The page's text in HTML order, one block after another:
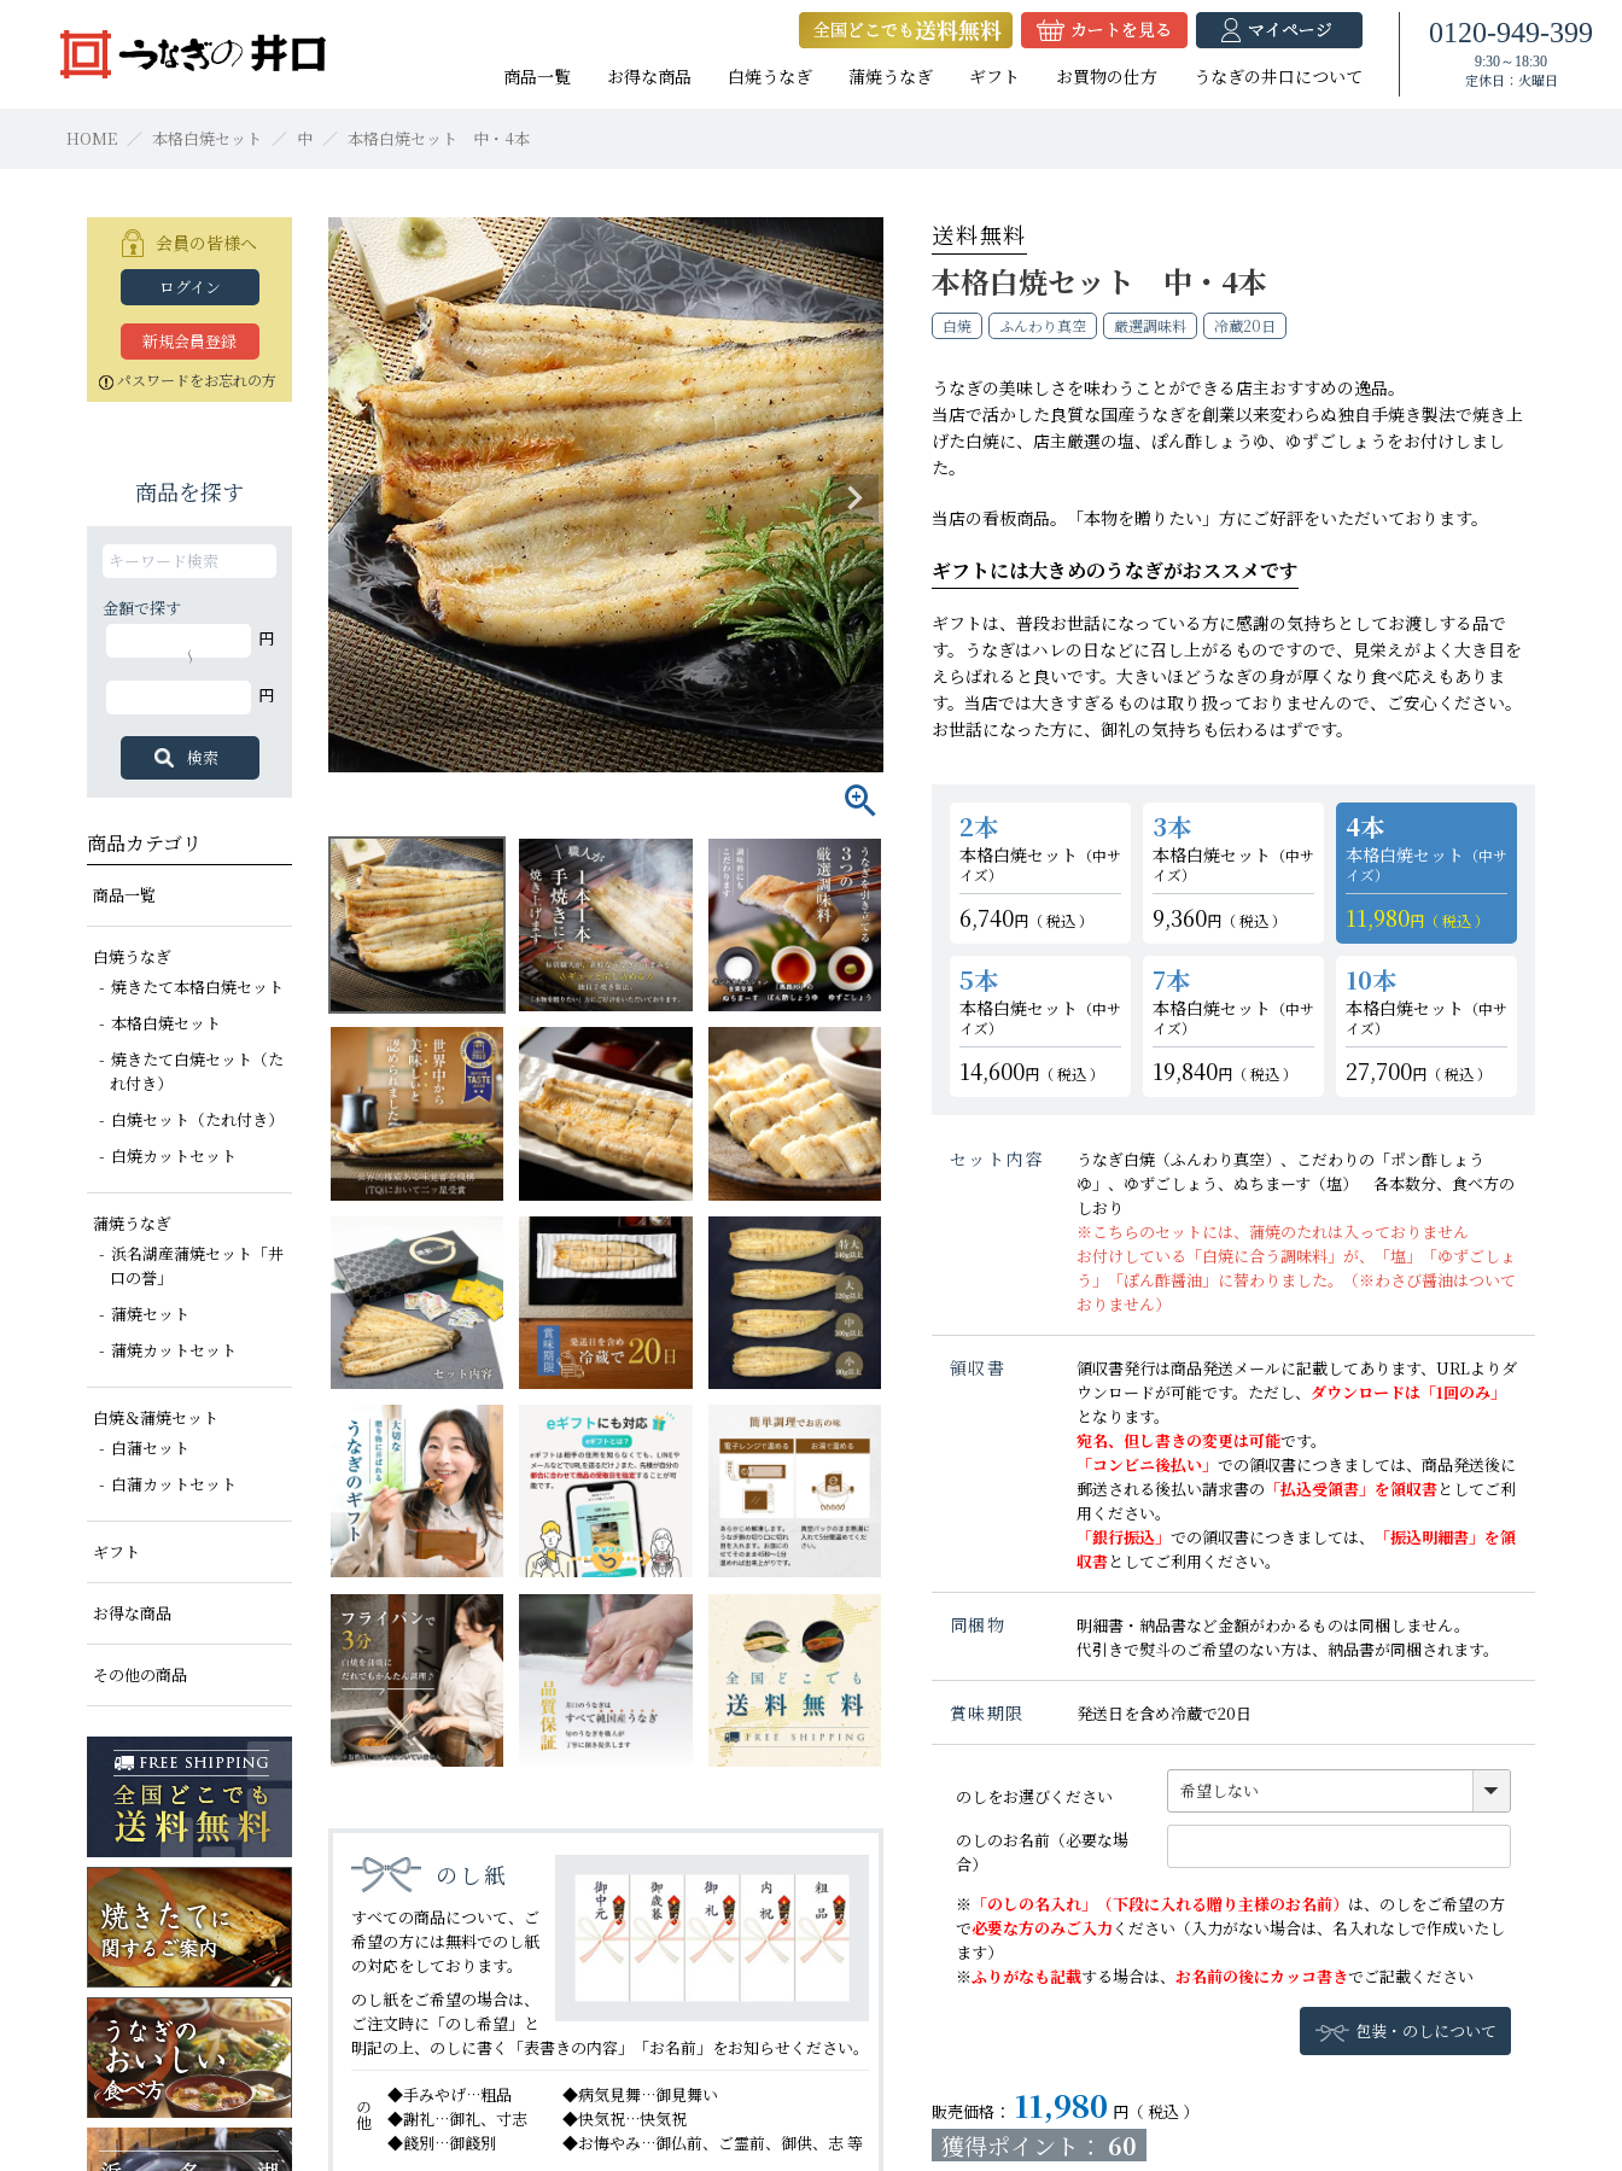
商品一覧
すべての商品 キャンペーン商品
お得な商品
お試し蒲焼セット
中（100g以上）
白焼うなぎ
焼きたて本格白焼セット
特大（140g以上）
大（120g以上）
中（100g以上）
小（90g以上）
本格白焼セット
特大（140g以上）
大（120g以上）
中（100g以上）
小（90g以上）
焼きたて白焼セット
たれ付き
特大（140g以上）
大（120g以上）
中（100g以上）
小（90g以上）
白焼セット
たれ付き
特大（140g以上）
大（120g以上）
中（100g以上）
小（90g以上）
白蒲セット
大（120g以上） 中（100g以上）
白蒲カットセット その他商品
蒲焼うなぎ
浜名湖産蒲焼セット「井口の誉」
特大（140g以上）
蒲焼セット
特大（140g以上）
大（120g以上）
中（100g以上）
小（90g以上）
蒲焼カットセット 白蒲セット
大（120g以上） 中（100g以上）
その他商品
ギフト
焼きたて本格白焼セット
特大（140g以上）
大（120g以上）
中（100g以上）
小（90g以上）
本格白焼セット
特大（140g以上）
大（120g以上）
中（100g以上）
小（90g以上）
焼きたて白焼セット
たれ付き
特大（140g以上）
大（120g以上）
中（100g以上）
小（90g以上）
白焼セット
たれ付き
特大（140g以上）
大（120g以上）
中（100g以上）
小（90g以上）
特大（140g以上）
大（120g以上）
小（90g以上）
白蒲セット
大（120g以上） 中（100g以上）
白蒲カットセット その他商品
お買物の仕方
お買物の仕方 eギフト
うなぎの井口について
0120-949-399
9:30～18:30
定休日：火曜日
HOME 本格白焼セット 中 本格白焼セット 中・4本
会員の皆様へ
ログイン
新規会員登録
パスワードをお忘れの方
商品を探す
金額で探す
円
～
円
商品カテゴリ
商品一覧
白焼うなぎ
焼きたて本格白焼セット
本格白焼セット
焼きたて白焼セット（た
れ付き）
白焼セット（たれ付き）
白焼カットセット
蒲焼うなぎ
浜名湖産蒲焼セット「井
口の誉」
蒲焼セット
蒲焼カットセット
白焼＆蒲焼セット
白蒲セット
白蒲カットセット
ギフト
お得な商品
その他の商品
のし紙
すべての商品について、ご
希望の方には無料でのし紙
の対応をしております。
のし紙をご希望の場合は、
ご注文時に「のし希望」と
明記の上、のしに書く「表書きの内容」「お名前」をお知らせください。
その他
手みやげ…粗品
謝礼…御礼、寸志
餞別…御餞別
病気見舞…御見舞い
快気祝…快気祝
お悔やみ…御仏前、ご霊前、御供、志 等
送料無料
本格白焼セット 中・4本
白焼 ふんわり真空 厳選調味料 冷蔵20日
うなぎの美味しさを味わうことができる店主おすすめの逸品。
当店で活かした良質な国産うなぎを創業以来変わらぬ独自手焼き製法で焼き上
げた白焼に、店主厳選の塩、ぽん酢しょうゆ、ゆずごしょうをお付けしまし
た。
当店の看板商品。「本物を贈りたい」方にご好評をいただいております。
ギフトには大きめのうなぎがおススメです
ギフトは、普段お世話になっている方に感謝の気持ちとしてお渡しする品で
す。うなぎはハレの日などに召し上がるものですので、見栄えがよく大き目を
えらばれると良いです。大きいほどうなぎの身が厚くなり食べ応えもありま
す。当店では大きすぎるものは取り扱っておりませんので、ご安心ください。
お世話になった方に、御礼の気持ちも伝わるはずです。
2本
本格白焼セット
（中サ
イズ）
6,740 税込
3本
本格白焼セット
（中サ
イズ）
9,360 税込
4本
本格白焼セット
（中サ
イズ）
11,980 税込
5本
本格白焼セット
（中サ
イズ）
14,600 税込
7本
本格白焼セット
（中サ
イズ）
19,840 税込
10本
本格白焼セット
（中サ
イズ）
27,700 税込
セット内容
うなぎ白焼（ふんわり真空）、こだわりの「ポン酢しょう
ゆ」、ゆずごしょう、ぬちまーす（塩） 各本数分、食べ方の
しおり
※こちらのセットには、蒲焼のたれは入っておりません
お付けしている「白焼に合う調味料」が、「塩」「ゆずごしょ
う」「ぽん酢醤油」に替わりました。（※わさび醤油はついて
おりません）
領収書
領収書発行は商品発送メールに記載してあります、URLよりダ
ウンロードが可能です。ただし、 ダウンロードは「1回のみ」
となります。
宛名、但し書きの変更は可能です。
「コンビニ後払い」 での領収書につきましては、商品発送後に
郵送される後払い請求書の 「払込受領書」を領収書としてご利
用ください。
「銀行振込」 での領収書につきましては、
「振込明細書」を領
収書としてご利用ください。
同梱物
明細書・納品書など金額がわかるものは同梱しません。
代引きで熨斗のご希望のない方は、納品書が同梱されます。
賞味期限 発送日を含め冷蔵で20日
のしをお選びください
のしのお名前（必要な場
合）
※ 「のしの名入れ」（下段に入れる贈り主様のお名前） は、のしをご希望の方
で必要な方のみご入力 ください（入力がない場合は、名入れなしで作成いたし
ます）
※ふりがなも記載する場合は、 お名前の後にカッコ書きでご記載ください
包装・のしについて
販売価格： 11,980 税込
獲得ポイント： 60